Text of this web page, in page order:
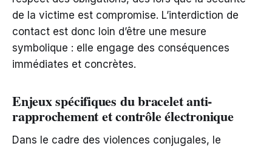
de la victime est compromise. L’interdiction de
contact est donc loin d’être une mesure
symbolique : elle engage des conséquences
immédiates et concrètes.
Enjeux spécifiques du bracelet anti-
rapprochement et contrôle électronique
Dans le cadre des violences conjugales, le